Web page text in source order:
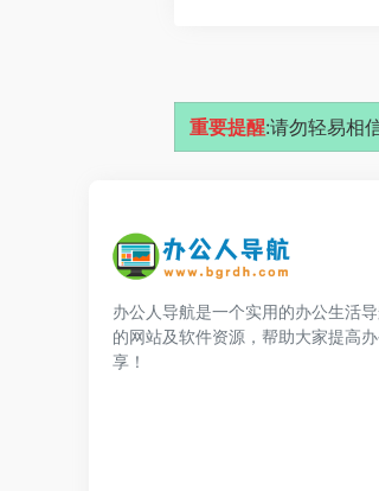
重要提醒:请勿轻易相
办公人导航是一个实用的办公生活
的网站及软件资源，帮助大家提高
享！